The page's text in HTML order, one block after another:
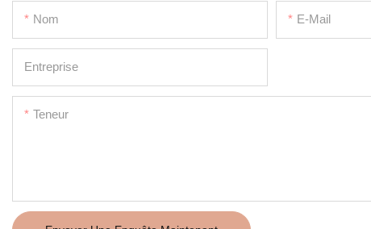
Nom E-Mail
Entreprise
Teneur